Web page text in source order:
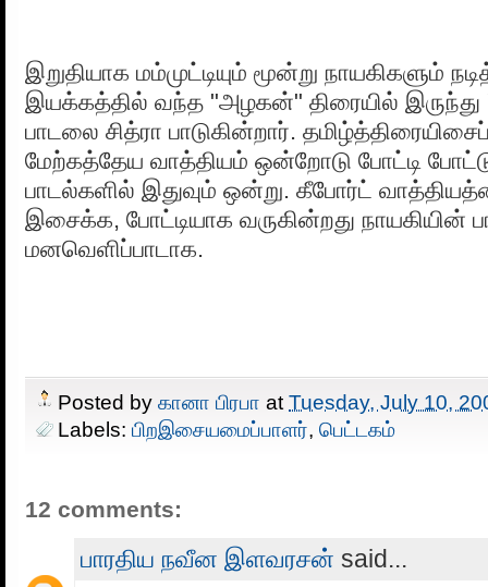
இறுதியாக மம்முட்டியும் மூன்று நாயகிகளும்
இயக்கத்தில் வந்த "அழகன்" திரையில்
பாடலை சித்ரா பாடுகின்றார்.
மேற்கத்தேய வாத்தியம் ஒன்றோடு போட்டி
பாடல்களில் இதுவும் ஒன்று. கீபோர்ட்
இசைக்க, போட்டியாக வருகின்றது நாயகியின்
மனவெளிப்பாடாக.
Posted by கானா பிரபா at Tuesday, July 10,
Labels: பிறஇசையமைப்பாளர், பெட்டகம்
12 comments:
பாரதிய நவீன இளவரசன் said...